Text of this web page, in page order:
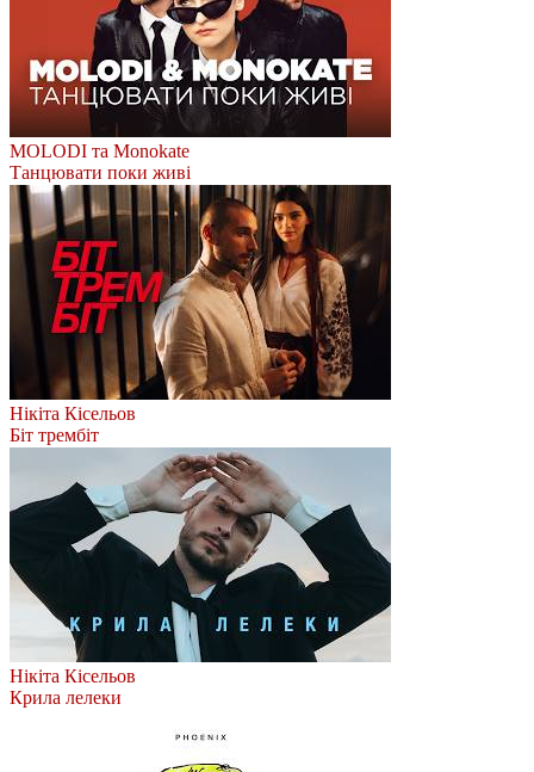
MOLODI та Monokate
Танцювати поки живі
Нікіта Кісельов
Біт трембіт
Нікіта Кісельов
Крила лелеки